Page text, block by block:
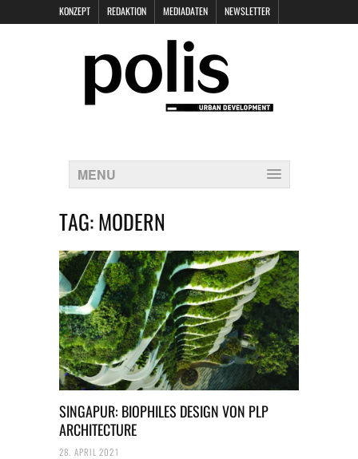
KONZEPT REDAKTION MEDIADATEN NEWSLETTER
DATENSCHUTZ
MENU
TAG:MODERN
SINGAPUR: BIOPHILES DESIGN VON PLP
ARCHITECTURE
28. APRIL 2021